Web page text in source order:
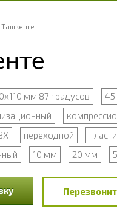
Ташкенте
мм 87 градусов 45
переходной
10 мм 20 мм